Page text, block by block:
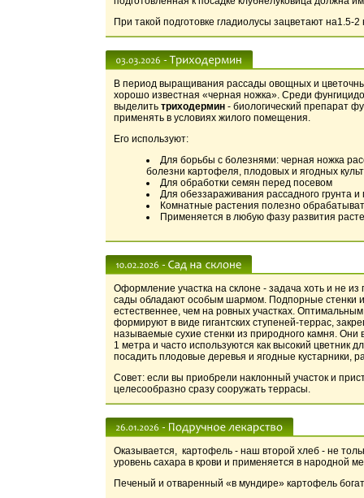
При такой подготовке гладиолусы зацветают
В период выращивания рассады овощных и
хорошо известная «черная ножка». Среди
выделить триходермин - биологический препарат
применять в условиях жилого помещения.
Его используют:
Для борьбы с болезнями: черная ножка
болезни картофеля, плодовых и ягодных
Для обработки семян перед посевом
Для обеззараживания рассадного грунта и
Комнатные растения полезно
Применяется в любую фазу развития
Оформление участка на склоне - задача хоть и не
сады обладают особым шармом. Подпорные стенки
естественнее, чем на ровных участках.
формируют в виде гигантских ступеней-террас,
называемые сухие стенки из природного камня.
1 метра и часто используются как высокий цветник
посадить плодовые деревья и ягодные кустарники,
Совет: если вы приобрели наклонный участок и
целесообразно сразу сооружать террасы.
Оказывается, картофель - наш второй хлеб - не
уровень сахара в крови и применяется в народной
Печеный и отваренный «в мундире» картофель